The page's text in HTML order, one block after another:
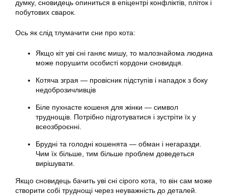
думку, сновидець опиниться в епіцентрі конфліктів, пліток і
побутових сварок.
Ось як слід тлумачити сни про кота:
Якщо кіт уві сні ганяє мишу, то малознайома людина
може порушити особисті кордони сновидця.
Котяча зграя — провісник підступів і нападок з боку
недоброзичливців
Біле пухнасте кошеня для жінки — символ
труднощів. Потрібно підготуватися і зустріти їх у
всеозброєнні.
Брудні та голодні кошенята — обман і негаразди.
Чим їх більше, тим більше проблем доведеться
вирішувати.
Якщо сновидець бачить уві сні сірого кота, то він сам може
створити собі труднощі через неуважність до деталей.